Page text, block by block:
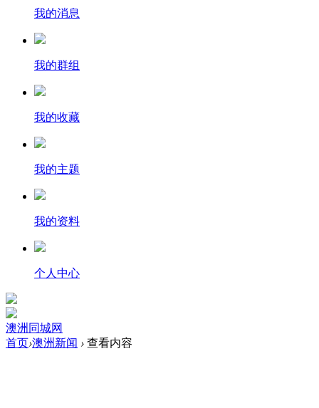
我的消息
我的群组
我的收藏
我的主题
我的资料
个人中心
澳洲同城网
首页›澳洲新闻 › 查看内容